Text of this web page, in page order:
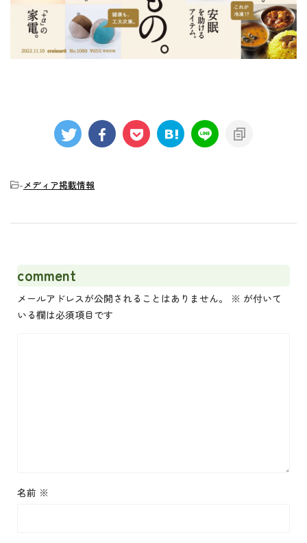
-メディア掲載情報
comment
メールアドレスが公開されることはありません。 ※ が付いて
いる欄は必須項目です
名前 ※